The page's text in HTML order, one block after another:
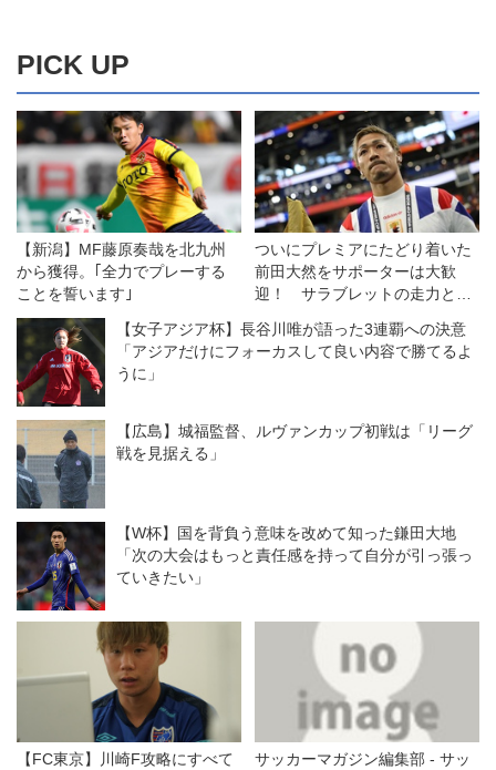
PICK UP
【新潟】MF藤原奏哉を北九州
から獲得。｢全力でプレーする
ことを誓います｣
ついにプレミアにたどり着いた
前田大然をサポーターは大歓
迎！ サラブレットの走力と農
残留をもたらす！【英国通信】
【女子アジア杯】長谷川唯が語った3連覇への決意
「アジアだけにフォーカスして良い内容で勝てるよ
うに」
【広島】城福監督、ルヴァンカップ初戦は「リーグ
戦を見据える」
【W杯】国を背負う意味を改めて知った鎌田大地
「次の大会はもっと責任感を持って自分が引っ張っ
ていきたい」
【FC東京】川崎F攻略にすべて
サッカーマガジン編集部 - サッ